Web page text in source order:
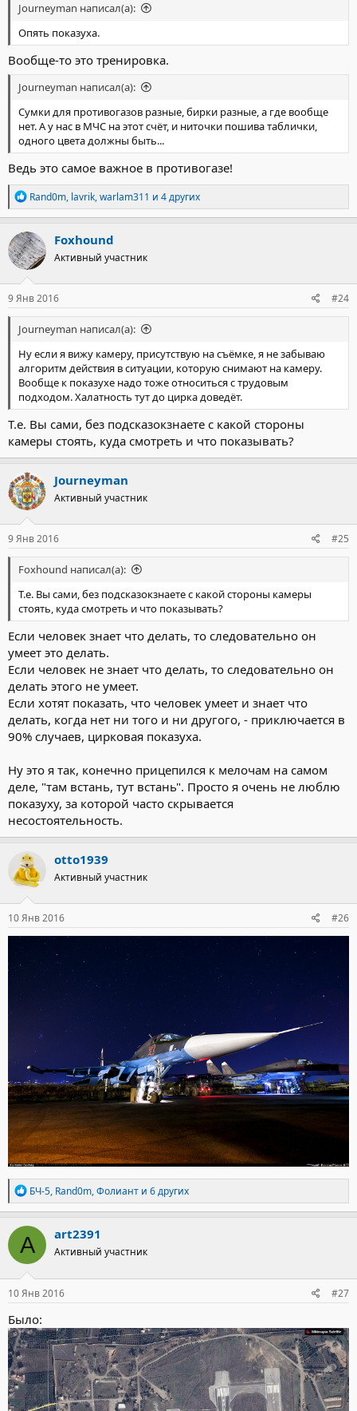
Journeyman написал(а):
Опять показуха.
Вообще-то это тренировка.
Journeyman написал(а):
Сумки для противогазов разные, бирки разные, а где вообще
нет. А у нас в МЧС на этот счёт, и ниточки пошива таблички,
одного цвета должны быть...
Ведь это самое важное в противогазе!
Р
е
а
к
ц
и
и
:
Rand0m, lavrik,warlam311 и 4 других
Foxhound
Активный участник
9 Янв 2016 #24
Journeyman написал(а):
Ну если я вижу камеру, присутствую на съёмке, я не забываю
алгоритм действия в ситуации, которую снимают на камеру.
Вообще к показухе надо тоже относиться с трудовым
подходом. Халатность тут до цирка доведёт.
Т.е. Вы сами, без подсказокзнаете с какой стороны
камеры стоять, куда смотреть и что показывать?
Journeyman
Активный участник
9 Янв 2016 #25
Foxhound написал(а):
Т.е. Вы сами, без подсказокзнаете с какой стороны камеры
стоять, куда смотреть и что показывать?
Если человек знает что делать, то следовательно он
умеет это делать.
Если человек не знает что делать, то следовательно он
делать этого не умеет.
Если хотят показать, что человек умеет и знает что
делать, когда нет ни того и ни другого, - приключается в
90% случаев, цирковая показуха.
Ну это я так, конечно прицепился к мелочам на самом
деле, "там встань, тут встань". Просто я очень не люблю
показуху, за которой часто скрывается
несостоятельность.
otto1939
Активный участник
10 Янв 2016 #26
Р
е
а
к
ц
и
и
:
БЧ-5, Rand0m,Фолиант и 6 других
A art2391
Активный участник
10 Янв 2016 #27
Было: